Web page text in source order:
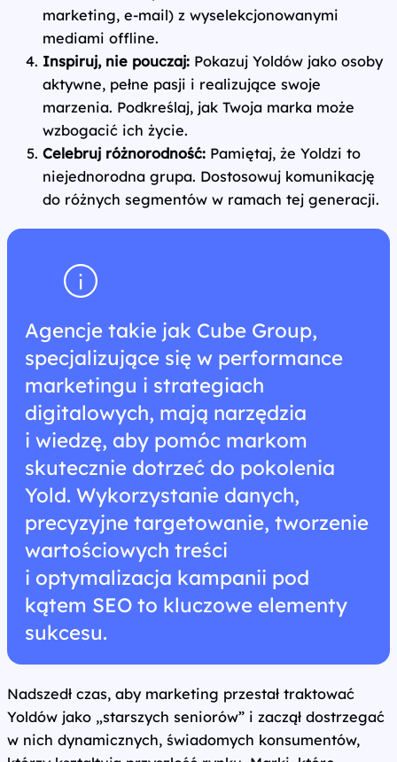
marketing, e‑mail) z wyselekcjonowanymi
mediami offline.
Inspiruj, nie pouczaj: Pokazuj Yoldów jako osoby
aktywne, pełne pasji i realizujące swoje
marzenia. Podkreślaj, jak Twoja marka może
wzbogacić ich życie.
Celebruj różnorodność: Pamiętaj, że Yoldzi to
niejednorodna grupa. Dostosowuj komunikację
do różnych segmentów w ramach tej generacji.
Agencje takie jak Cube Group,
specjalizujące się w performance
marketingu i strategiach
digitalowych, mają narzędzia
i wiedzę, aby pomóc markom
skutecznie dotrzeć do pokolenia
Yold. Wykorzystanie danych,
precyzyjne targetowanie, tworzenie
wartościowych treści
i optymalizacja kampanii pod
kątem SEO to kluczowe elementy
sukcesu.
Nadszedł czas, aby marketing przestał traktować
Yoldów jako „starszych seniorów” i zaczął dostrzegać
w nich dynamicznych, świadomych konsumentów,